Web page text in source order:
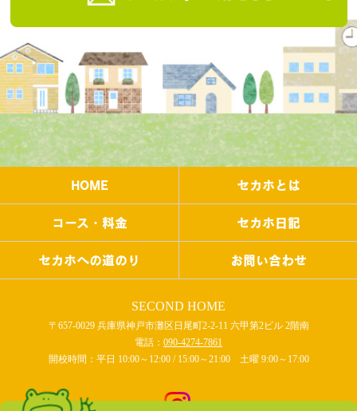
HOME セカホとは
コース・料金 セカホ日記
セカホへの道のり お問い合わせ
SECOND HOME
〒657-0029 兵庫県神戸市灘区日尾町2-2-11 六甲第2ビル 2階南
電話： 090-4274-7861
開校時間：平日 10:00～12:00 / 15:00～21:00 土曜 9:00～17:00